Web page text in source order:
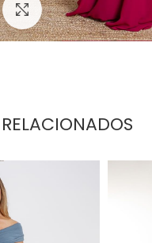
Click para agrandar